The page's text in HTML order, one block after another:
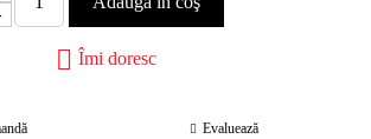
Îmi doresc
Evaluează